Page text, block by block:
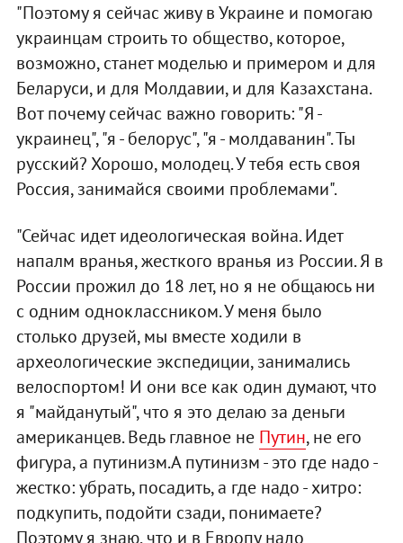
"Поэтому я сейчас живу в Украине и помогаю
украинцам строить то общество, которое,
возможно, станет моделью и примером и для
Беларуси, и для Молдавии, и для Казахстана.
Вот почему сейчас важно говорить: "Я -
украинец", "я - белорус", "я - молдаванин". Ты
русский? Хорошо, молодец. У тебя есть своя
Россия, занимайся своими проблемами".
"Сейчас идет идеологическая война. Идет
напалм вранья, жесткого вранья из России. Я в
России прожил до 18 лет, но я не общаюсь ни
с одним одноклассником. У меня было
столько друзей, мы вместе ходили в
археологические экспедиции, занимались
велоспортом! И они все как один думают, что
я "майданутый", что я это делаю за деньги
американцев. Ведь главное не Путин, не его
фигура, а путинизм.А путинизм - это где надо -
жестко: убрать, посадить, а где надо - хитро:
подкупить, подойти сзади, понимаете?
Поэтому я знаю, что и в Европу надо